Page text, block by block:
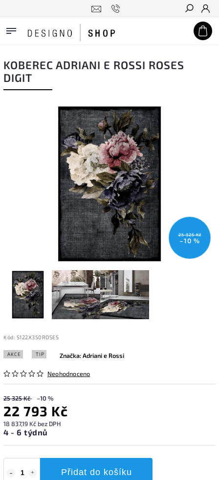
Hledat
KOBEREC ADRIANI E ROSSI ROSES
DIGIT
25 325 Kč
–10 %
Kód: S122X350ROSES
AKCE TIP
Neohodnoceno
Značka:Adriani e Rossi
25 325 Kč –10 %
22 793 Kč
18 837,19 Kč bez DPH
4 - 6 týdnů
Přidat do košíku